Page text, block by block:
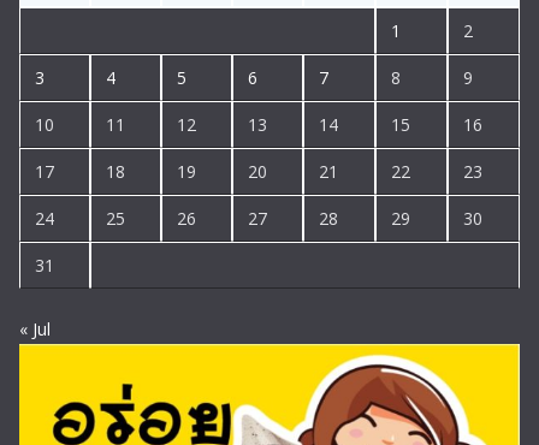
1 2
3 4 5 6 7 8 9
10 11 12 13 14 15 16
17 18 19 20 21 22 23
24 25 26 27 28 29 30
31
« Jul